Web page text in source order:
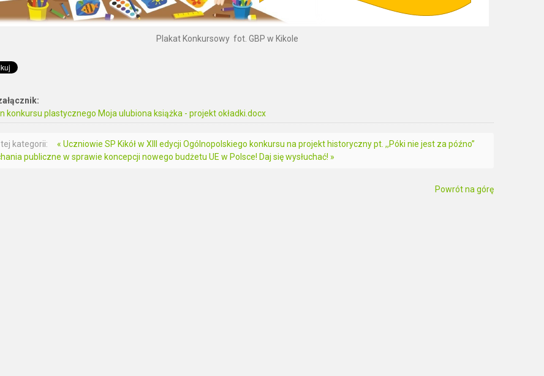
Plakat Konkursowy fot. GBP w Kikole
konkursu plastycznego Moja ulubiona książka - projekt okładki.docx
kategorii:
« Uczniowie SP Kikół w XIII edycji Ogólnopolskiego konkursu na projekt historyczny pt. ,,Póki nie jest za późno”
publiczne w sprawie koncepcji nowego budżetu UE w Polsce! Daj się wysłuchać! »
Powrót na górę